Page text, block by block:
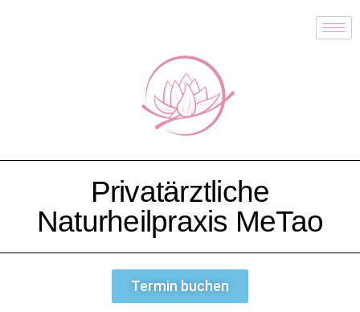
Privatärztliche
Naturheilpraxis MeTao
Termin buchen